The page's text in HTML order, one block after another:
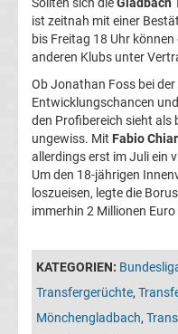
Transfergerüchte
Alemannia
Aachen
Transfergerüchte
Bielefeld
Transfergerüchte
ist zeitnah mit einer
bis Freitag 18 Uhr
anderen Klubs unter
Ob Jonathan Foss bei
Entwicklungschancen
den Profibereich sieht als
ungewiss. Mit Fabio
allerdings erst im Juli ein
Um den 18-jährigen
loszueisen, legte die
immerhin 2 Millionen
KATEGORIEN:
Transfergerüchte,
Mönchengladbach,